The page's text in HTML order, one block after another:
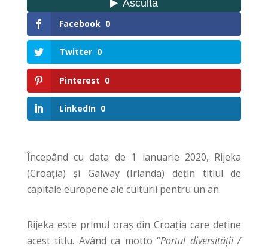
Facebook 0
Twitter 0
Pinterest 0
LinkedIn 0
Începând cu data de 1 ianuarie 2020, Rijeka
(Croația) și Galway (Irlanda) dețin titlul de
capitale europene ale culturii pentru un an.
Rijeka este primul oraș din Croația care deține
acest titlu. Având ca motto “Portul diversității /